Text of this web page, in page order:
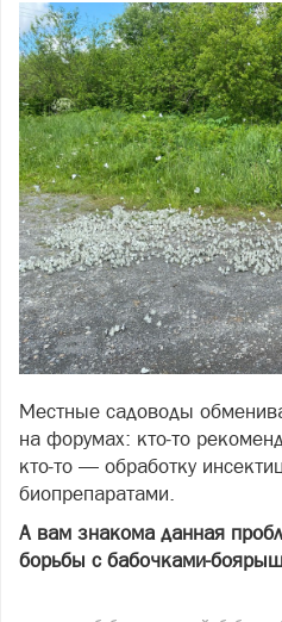
Местные садоводы
на форумах: кто‑то
кто‑то — обработку
биопрепаратами.
А вам знакома данная
борьбы с бабочками-